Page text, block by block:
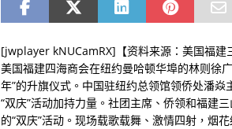
[jwplayer kNUCamRX]【资料来源：美国福建
美国福建四海商会在纽约曼哈顿华埠的林则徐
年”的升旗仪式。中国驻纽约总领馆领侨处潘
“双庆”活动加持力量。社团主席、侨领和福建
的“双庆”活动。现场载歌载舞、激情四射，烟